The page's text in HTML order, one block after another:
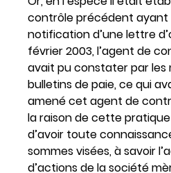
contrôle précédent ayant
notification d’une lettre
février 2003, l’agent de
avait pu constater par les
bulletins de paie, ce qui
amené cet agent de
la raison de cette
d’avoir toute
sommes visées, à savoir
d’actions de la société